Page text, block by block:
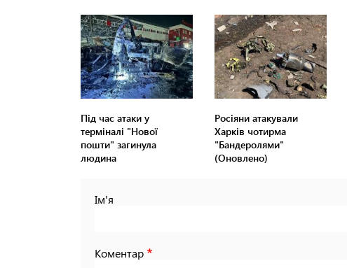
Під час атаки у
терміналі "Нової
пошти" загинула
людина
Росіяни атакували
Харків чотирма
"Бандеролями"
(Оновлено)
Ім'я
Коментар